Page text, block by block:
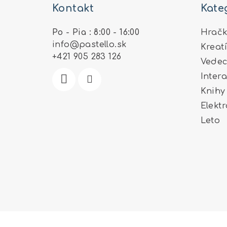
Kontakt
Po - Pia : 8:00 - 16:00
info@pastello.sk
+421 905 283 126
Knihy
Leto